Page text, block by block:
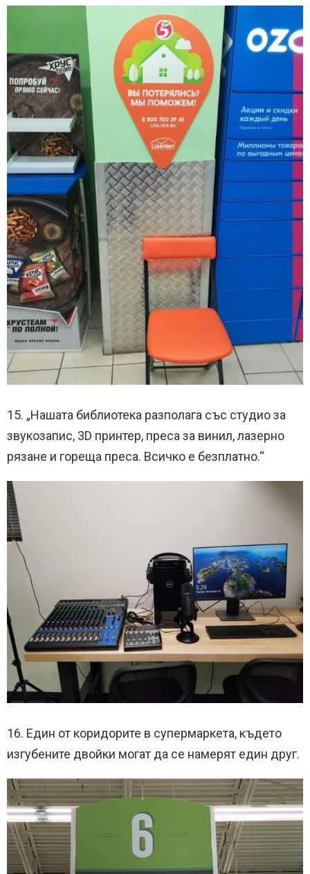
15. „Нашата библиотека разполага със студио за
звукозапис, 3D принтер, преса за винил, лазерно
рязане и гореща преса. Всичко е безплатно.“
16. Един от коридорите в супермаркета, където
изгубените двойки могат да се намерят един друг.